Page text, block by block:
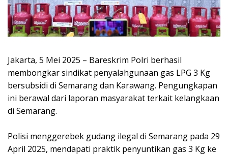
Jakarta, 5 Mei 2025 – Bareskrim Polri berhasil
membongkar sindikat penyalahgunaan gas LPG 3 Kg
bersubsidi di Semarang dan Karawang. Pengungkapan
ini berawal dari laporan masyarakat terkait kelangkaan
di Semarang.
Polisi menggerebek gudang ilegal di Semarang pada 29
April 2025, mendapati praktik penyuntikan gas 3 Kg ke